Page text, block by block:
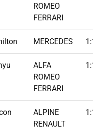
ROMEO
FERRARI
MERCEDES
ALFA
ROMEO
FERRARI
ALPINE
RENAULT